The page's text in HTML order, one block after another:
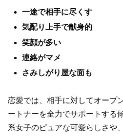
一途で相手に尽くす
気配り上手で献身的
笑顔が多い
連絡がマメ
さみしがり屋な面も
恋愛では、相手に対してオープ
ートナーを全力でサポートする
系女子のピュアな可愛らしさや